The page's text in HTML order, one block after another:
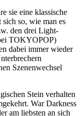
sie eine klassische
so, wie man es
den drei Light-
TOKYOPOP)
dabei immer wieder
Szenenwechsel
Stein verhalten
War Darkness
am liebsten an sich